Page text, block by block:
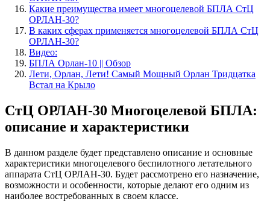
Какие преимущества имеет многоцелевой БПЛА СтЦ
ОРЛАН-30?
В каких сферах применяется многоцелевой БПЛА СтЦ
ОРЛАН-30?
Видео:
БПЛА Орлан-10 || Обзор
Лети, Орлан, Лети! Самый Мощный Орлан Тридцатка
Встал на Крыло
СтЦ ОРЛАН-30 Многоцелевой БПЛА:
описание и характеристики
В данном разделе будет представлено описание и основные
характеристики многоцелевого беспилотного летательного
аппарата СтЦ ОРЛАН-30. Будет рассмотрено его назначение,
возможности и особенности, которые делают его одним из
наиболее востребованных в своем классе.